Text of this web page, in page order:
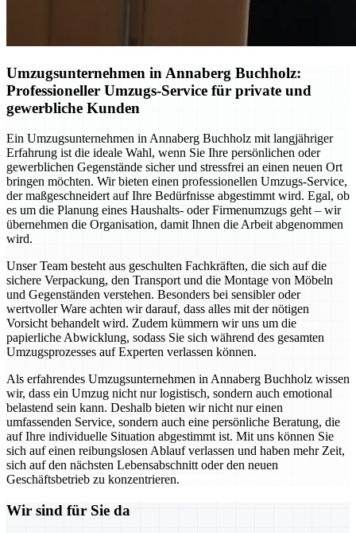
Umzugsunternehmen in Annaberg Buchholz:
Professioneller Umzugs-Service für private und
gewerbliche Kunden
Ein Umzugsunternehmen in Annaberg Buchholz mit langjähriger
Erfahrung ist die ideale Wahl, wenn Sie Ihre persönlichen oder
gewerblichen Gegenstände sicher und stressfrei an einen neuen Ort
bringen möchten. Wir bieten einen professionellen Umzugs-Service,
der maßgeschneidert auf Ihre Bedürfnisse abgestimmt wird. Egal, ob
es um die Planung eines Haushalts- oder Firmenumzugs geht – wir
übernehmen die Organisation, damit Ihnen die Arbeit abgenommen
wird.
Unser Team besteht aus geschulten Fachkräften, die sich auf die
sichere Verpackung, den Transport und die Montage von Möbeln
und Gegenständen verstehen. Besonders bei sensibler oder
wertvoller Ware achten wir darauf, dass alles mit der nötigen
Vorsicht behandelt wird. Zudem kümmern wir uns um die
papierliche Abwicklung, sodass Sie sich während des gesamten
Umzugsprozesses auf Experten verlassen können.
Als erfahrendes Umzugsunternehmen in Annaberg Buchholz wissen
wir, dass ein Umzug nicht nur logistisch, sondern auch emotional
belastend sein kann. Deshalb bieten wir nicht nur einen
umfassenden Service, sondern auch eine persönliche Beratung, die
auf Ihre individuelle Situation abgestimmt ist. Mit uns können Sie
sich auf einen reibungslosen Ablauf verlassen und haben mehr Zeit,
sich auf den nächsten Lebensabschnitt oder den neuen
Geschäftsbetrieb zu konzentrieren.
Wir sind für Sie da